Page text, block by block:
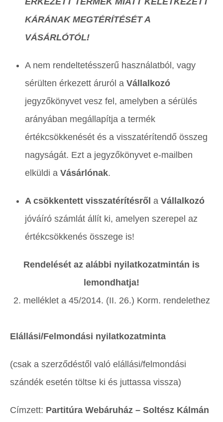
KÁRÁNAK MEGTÉRÍTÉSÉT A
VÁSÁRLÓTÓL!
A nem rendeltetésszerű használatból, vagy
sérülten érkezett áruról a Vállalkozó
jegyzőkönyvet vesz fel, amelyben a sérülés
arányában megállapítja a termék
értékcsökkenését és a visszatérítendő összeg
nagyságát. Ezt a jegyzőkönyvet e-mailben
elküldi a Vásárlónak.
A csökkentett visszatérítésről a Vállalkozó
jóváíró számlát állít ki, amelyen szerepel az
értékcsökkenés összege is!
Rendelését az alábbi nyilatkozatmintán is
lemondhatja!
2. melléklet a 45/2014. (II. 26.) Korm. rendelethez
Elállási/Felmondási nyilatkozatminta
(csak a szerződéstől való elállási/felmondási
szándék esetén töltse ki és juttassa vissza)
Címzett: Partitúra Webáruház – Soltész Kálmán